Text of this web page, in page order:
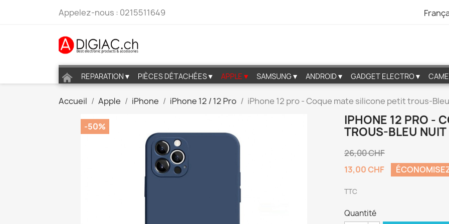
Appelez-nous : 0215511649
REPARATION▼ PIÈCES DÉTACHÉES▼ APPLE▼ SAMSUNG▼ ANDROID▼ GADGET ELECTRO▼
Accueil Apple iPhone iPhone 12 / 12 Pro iPhone 12 pro - Coque mate silicone petit trous-
-50%
IPHONE 12 PRO -
TROUS-BLEU NUIT
26,00 CHF
13,00 CHF
TTC
Quantité